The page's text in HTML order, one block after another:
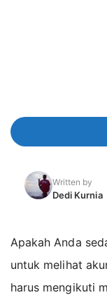
Written by
Dedi Kurnia
Apakah Anda
untuk melihat
harus mengikuti